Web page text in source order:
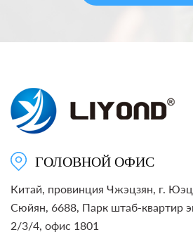
ГОЛОВНОЙ ОФИС
Китай, провинция Чжэцзян, г.
Сюйян, 6688, Парк штаб-квартир
2/3/4, офис 1801